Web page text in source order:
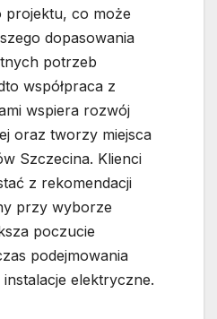
projektu, co może
dopasowania
potrzeb
współpraca z
wspiera rozwój
oraz tworzy miejsca
Szczecina. Klienci
z rekomendacji
przy wyborze
poczucie
podejmowania
elektryczne.